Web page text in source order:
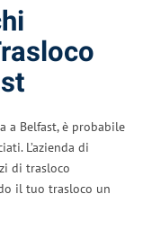
a Belfast, è probabile
L’azienda di
di trasloco
il tuo trasloco un